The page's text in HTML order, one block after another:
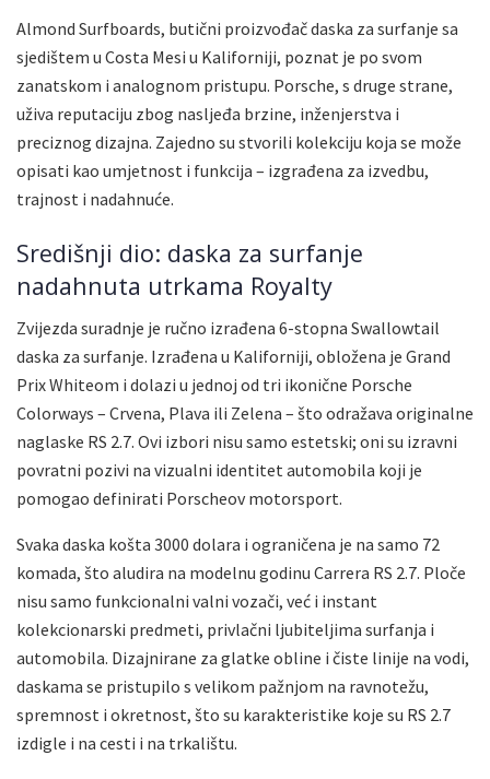
Almond Surfboards, butični proizvođač daska za surfanje sa
sjedištem u Costa Mesi u Kaliforniji, poznat je po svom
zanatskom i analognom pristupu. Porsche, s druge strane,
uživa reputaciju zbog nasljeđa brzine, inženjerstva i
preciznog dizajna. Zajedno su stvorili kolekciju koja se može
opisati kao umjetnost i funkcija – izgrađena za izvedbu,
trajnost i nadahnuće.
Središnji dio: daska za surfanje
nadahnuta utrkama Royalty
Zvijezda suradnje je ručno izrađena 6-stopna Swallowtail
daska za surfanje. Izrađena u Kaliforniji, obložena je Grand
Prix Whiteom i dolazi u jednoj od tri ikonične Porsche
Colorways – Crvena, Plava ili Zelena – što odražava originalne
naglaske RS 2.7. Ovi izbori nisu samo estetski; oni su izravni
povratni pozivi na vizualni identitet automobila koji je
pomogao definirati Porscheov motorsport.
Svaka daska košta 3000 dolara i ograničena je na samo 72
komada, što aludira na modelnu godinu Carrera RS 2.7. Ploče
nisu samo funkcionalni valni vozači, već i instant
kolekcionarski predmeti, privlačni ljubiteljima surfanja i
automobila. Dizajnirane za glatke obline i čiste linije na vodi,
daskama se pristupilo s velikom pažnjom na ravnotežu,
spremnost i okretnost, što su karakteristike koje su RS 2.7
izdigle i na cesti i na trkalištu.